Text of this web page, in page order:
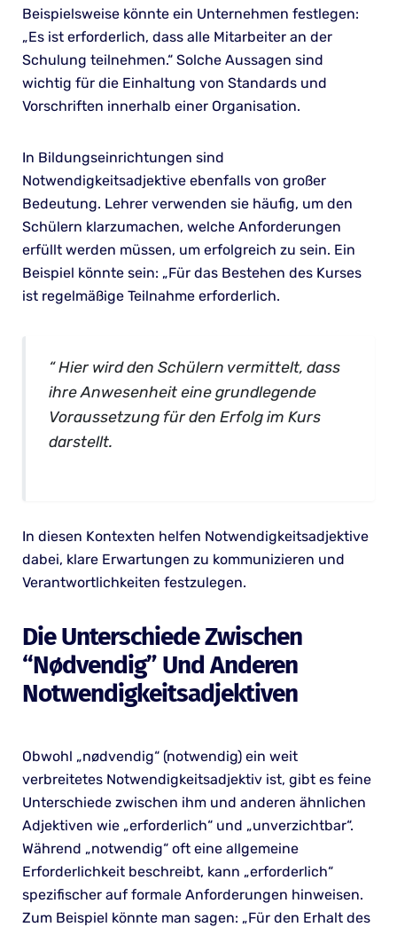
Beispielsweise könnte ein Unternehmen festlegen:
„Es ist erforderlich, dass alle Mitarbeiter an der
Schulung teilnehmen.“ Solche Aussagen sind
wichtig für die Einhaltung von Standards und
Vorschriften innerhalb einer Organisation.
In Bildungseinrichtungen sind
Notwendigkeitsadjektive ebenfalls von großer
Bedeutung. Lehrer verwenden sie häufig, um den
Schülern klarzumachen, welche Anforderungen
erfüllt werden müssen, um erfolgreich zu sein. Ein
Beispiel könnte sein: „Für das Bestehen des Kurses
ist regelmäßige Teilnahme erforderlich.
“ Hier wird den Schülern vermittelt, dass
ihre Anwesenheit eine grundlegende
Voraussetzung für den Erfolg im Kurs
darstellt.
In diesen Kontexten helfen Notwendigkeitsadjektive
dabei, klare Erwartungen zu kommunizieren und
Verantwortlichkeiten festzulegen.
Die Unterschiede Zwischen
“nødvendig” Und Anderen
Notwendigkeitsadjektiven
Obwohl „nødvendig“ (notwendig) ein weit
verbreitetes Notwendigkeitsadjektiv ist, gibt es feine
Unterschiede zwischen ihm und anderen ähnlichen
Adjektiven wie „erforderlich“ und „unverzichtbar“.
Während „notwendig“ oft eine allgemeine
Erforderlichkeit beschreibt, kann „erforderlich“
spezifischer auf formale Anforderungen hinweisen.
Zum Beispiel könnte man sagen: „Für den Erhalt des